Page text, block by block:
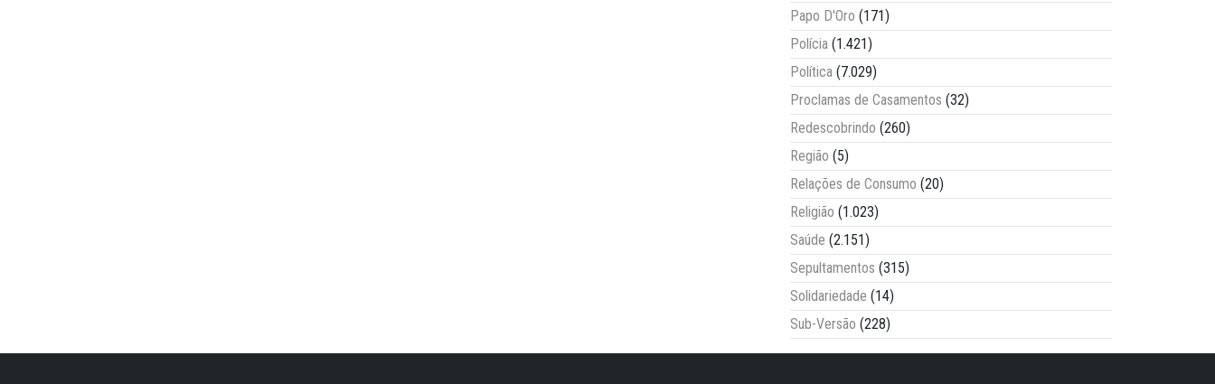
Papo D'Oro (171)
Polícia (1.421)
Política (7.029)
Proclamas de Casamentos (32)
Redescobrindo (260)
Região (5)
Relações de Consumo (20)
Religião (1.023)
Saúde (2.151)
Sepultamentos (315)
Solidariedade (14)
Sub-Versão (228)